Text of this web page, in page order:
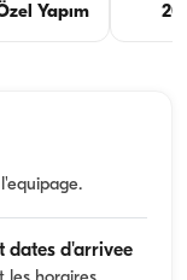
Yapım
dates d'arrivee